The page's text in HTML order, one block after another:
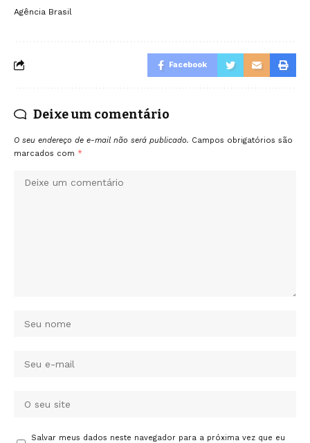
Agência Brasil
Facebook
Deixe um comentário
O seu endereço de e-mail não será publicado. Campos obrigatórios são
marcados com *
Salvar meus dados neste navegador para a próxima vez que eu